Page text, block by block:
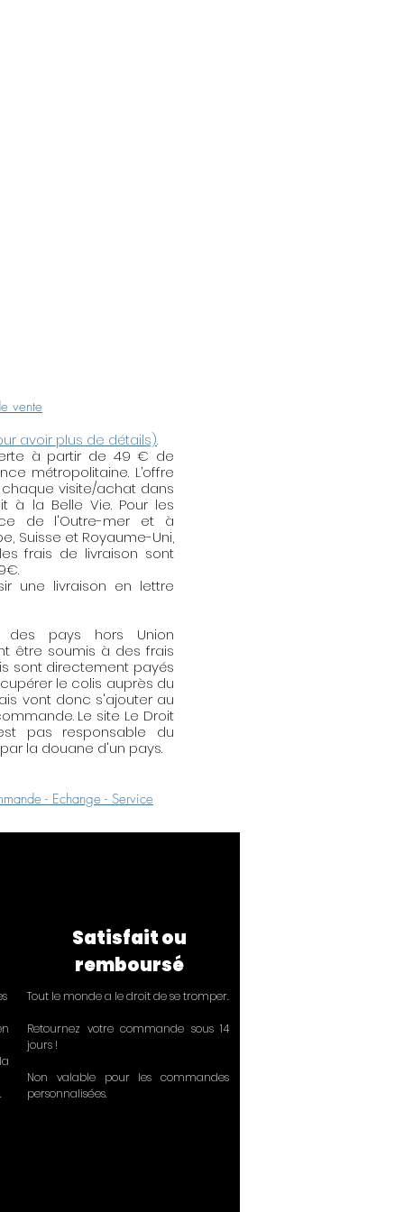
enlèvera la fine pellicule
votre bijou. Utilisation :
la partie métallique de
de nettoyage. Elle
(légèrement) les fines
vente
avoir plus de détails).
à partir de 49 € de
métropolitaine. L’offre
visite/achat dans
à la Belle Vie. Pour les
de l'Outre-mer et à
Suisse et Royaume-Uni,
frais de livraison sont
une livraison en lettre
des pays hors Union
être soumis à des frais
sont directement payés
le colis auprès du
vont donc s'ajouter au
Le site Le Droit
pas responsable du
la douane d'un pays.
- Echange - Service
Satisfait ou
remboursé
Tout le monde a le droit de se tromper.
Retournez votre commande sous 14
jours !
Non valable pour les commandes
personnalisées.